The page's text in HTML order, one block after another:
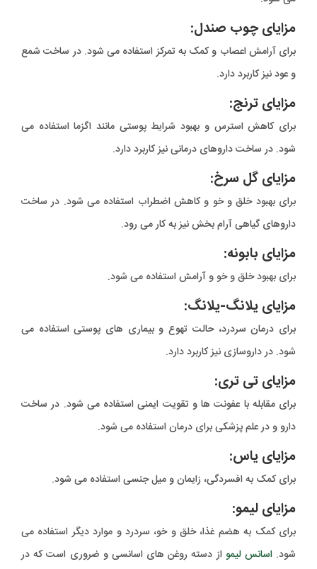
مزایای چوب صندل:
برای آرامش اعصاب و کمک به تمرکز استفاده می شود. در ساخت شمع
و عود نیز کاربرد دارد.
مزایای ترنج:
برای کاهش استرس و بهبود شرایط پوستی مانند اگزما استفاده می
شود. در ساخت داروهای درمانی نیز کاربرد دارد.
مزایای گل سرخ:
برای بهبود خلق و خو و کاهش اضطراب استفاده می شود. در ساخت
داروهای گیاهی آرام بخش نیز به کار می رود.
مزایای بابونه:
برای بهبود خلق و خو و آرامش استفاده می شود.
مزایای یلانگ-یلانگ:
برای درمان سردرد، حالت تهوع و بیماری های پوستی استفاده می
شود. در داروسازی نیز کاربرد دارد.
مزایای تی تری:
برای مقابله با عفونت ها و تقویت ایمنی استفاده می شود. در ساخت
دارو و در علم پزشکی برای درمان استفاده می شود.
مزایای یاس:
برای کمک به افسردگی، زایمان و میل جنسی استفاده می شود.
مزایای لیمو:
برای کمک به هضم غذا، خلق و خو، سردرد و موارد دیگر استفاده می
شود.اسانس لیمو از دسته روغن های اسانسی و ضروری است که در